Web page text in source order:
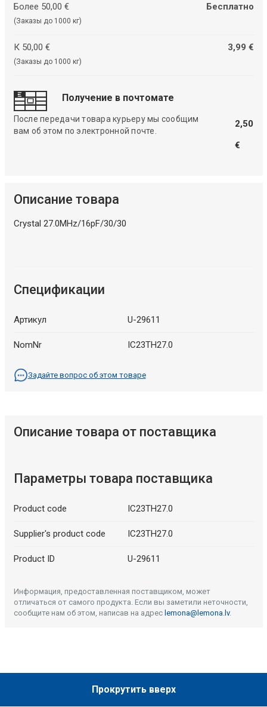
Более 50,00 €
(Заказы до 1000 кг)
Бесплатно
К 50,00 €
(Заказы до 1000 кг)
3,99 €
Получение в почтомате
После передачи товара курьеру мы сообщим
вам об этом по электронной почте.
2,50
€
Описание товара
Crystal 27.0MHz/16pF/30/30
Спецификации
Артикул U-29611
NomNr IC23TH27.0
Задайте вопрос об этом товаре
Описание товара от поставщика
Параметры товара поставщика
Product code IC23TH27.0
Supplier's product code IC23TH27.0
Product ID U-29611
Информация, предоставленная поставщиком, может
отличаться от самого продукта. Если вы заметили неточности,
сообщите нам об этом, написав на адрес lemona@lemona.lv.
Прокрутить вверх